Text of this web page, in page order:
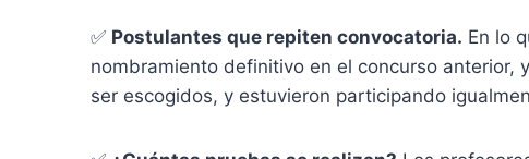
✅ Postulantes que repiten convocatoria. En lo
nombramiento definitivo en el concurso anterior,
ser escogidos, y estuvieron participando